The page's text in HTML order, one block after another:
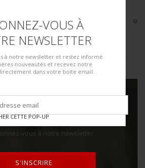
VOUS À
NEWSLETTER
à notre newsletter et restez informé
nouveautés et recevez notre
dans votre boite email.
vous à notre newsletter
S'INSCRIRE
CETTE POP-UP